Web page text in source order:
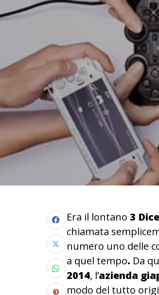
Era il lontano 3
chiamata
numero uno delle
a quel tempo. Da
2014, l’azienda
modo del tutto